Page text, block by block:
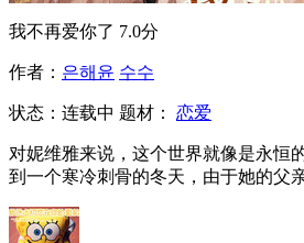
我不再爱你了 7.0分
作者： 은해윤 수수
状态： 连载中 题材： 恋爱
对妮维雅来说，这个世界就像是永恒
到一个寒冷刺骨的冬天，由于她的父